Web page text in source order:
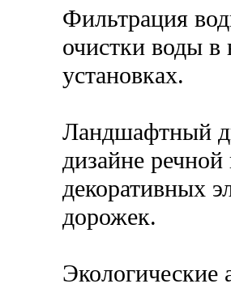
Фильтрация
очистки воды в
установках.
Ландшафтный
дизайне
декоративных
дорожек.
Экологические